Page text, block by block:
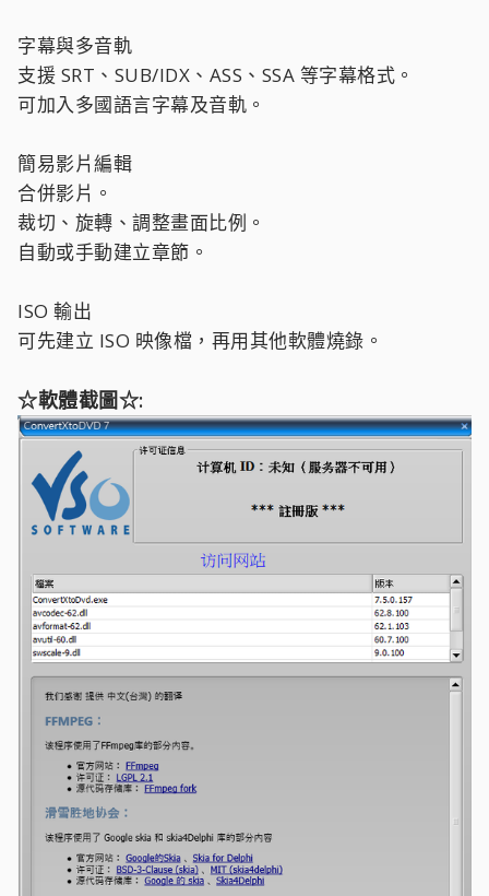
字幕與多音軌
支援 SRT、SUB/IDX、ASS、SSA 等字幕格式。
可加入多國語言字幕及音軌。
簡易影片編輯
合併影片。
裁切、旋轉、調整畫面比例。
自動或手動建立章節。
ISO 輸出
可先建立 ISO 映像檔，再用其他軟體燒錄。
☆軟體截圖☆: